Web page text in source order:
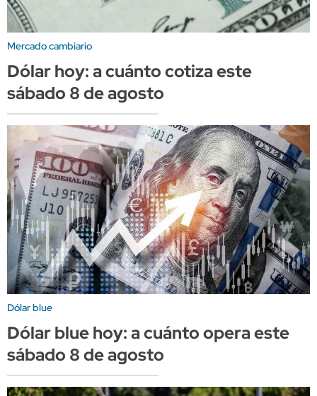
Mercado cambiario
Dólar hoy: a cuánto cotiza este
sábado 8 de agosto
Dólar blue
Dólar blue hoy: a cuánto opera este
sábado 8 de agosto